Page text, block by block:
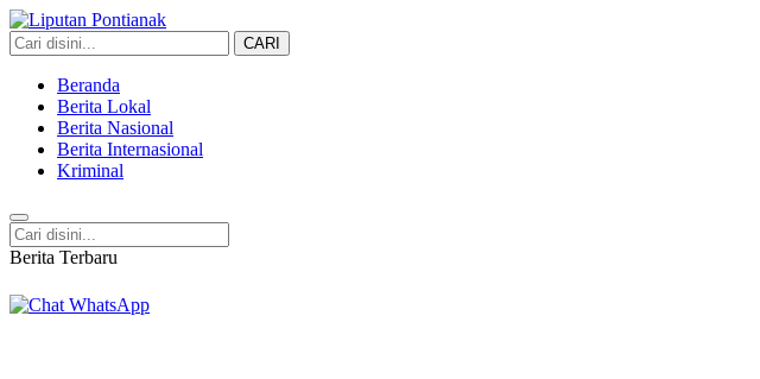
Liputan Pontianak
Berita Terkini dan TerUpdate
CARI
Beranda
Berita Lokal
Berita Nasional
Berita Internasional
Kriminal
Berita Terbaru